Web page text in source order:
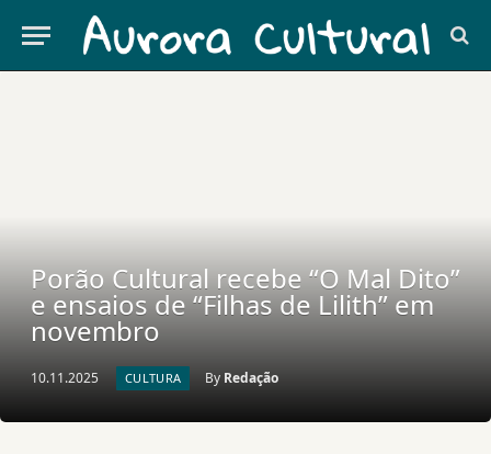
Porão Cultural recebe “O Mal Dito”
e ensaios de “Filhas de Lilith” em
novembro
10.11.2025 CULTURA By Redação